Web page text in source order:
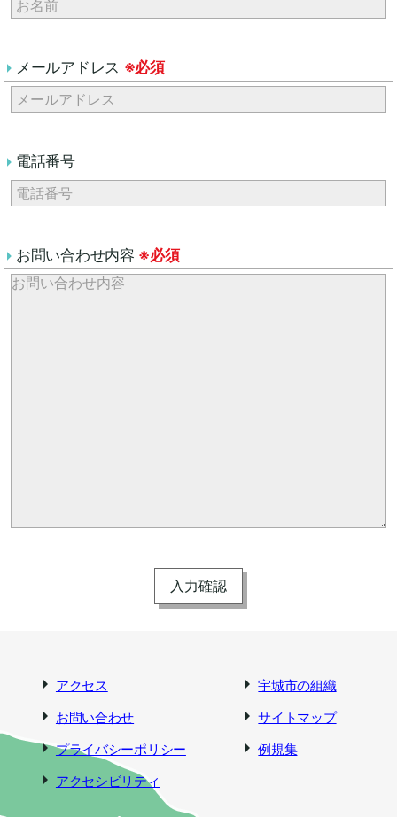
メールアドレス ※必須
電話番号
お問い合わせ内容 ※必須
アクセス
宇城市の組織
お問い合わせ
サイトマップ
プライバシーポリシー
例規集
アクセシビリティ